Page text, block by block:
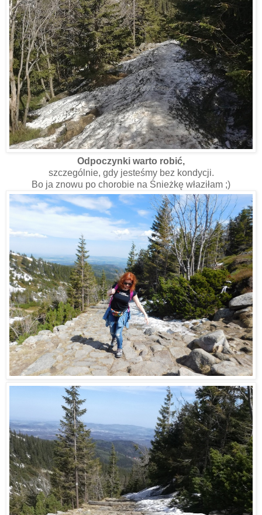
Odpoczynki warto robić,
szczególnie, gdy jesteśmy bez kondycji.
Bo ja znowu po chorobie na Śnieżkę właziłam ;)